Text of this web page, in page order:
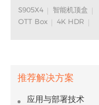
S905X4
智能机顶盒
OTT Box
4K HDR
推荐解决方案
应用与部署技术